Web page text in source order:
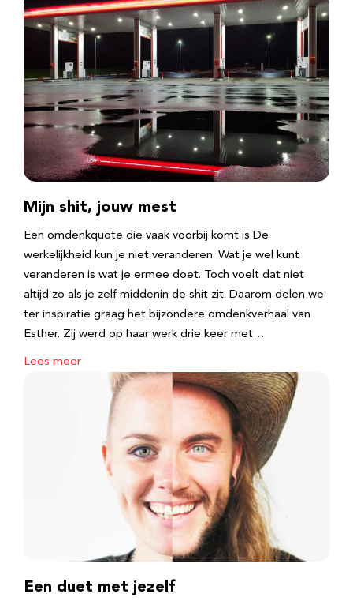
Mijn shit, jouw mest
Een omdenkquote die vaak voorbij komt is De
werkelijkheid kun je niet veranderen. Wat je wel kunt
veranderen is wat je ermee doet. Toch voelt dat niet
altijd zo als je zelf middenin de shit zit. Daarom delen we
ter inspiratie graag het bijzondere omdenkverhaal van
Esther. Zij werd op haar werk drie keer met…
Lees meer
Een duet met jezelf